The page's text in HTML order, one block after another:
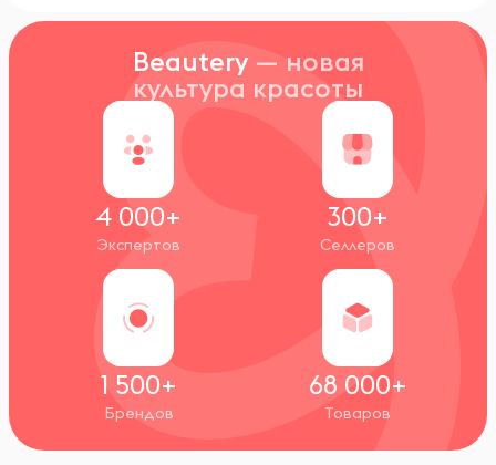
Beautery — новая
культура красоты
4 000+
Экспертов
300+
Селлеров
1 500+
Брендов
68 000+
Товаров